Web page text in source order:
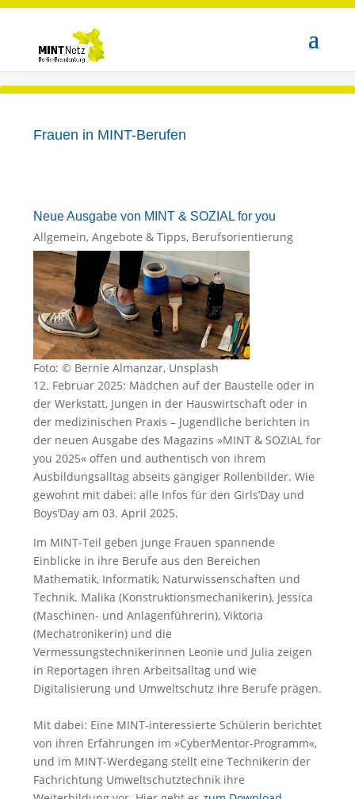
Frauen in MINT-Berufen
Neue Ausgabe von MINT & SOZIAL for you
Allgemein, Angebote & Tipps, Berufsorientierung
Foto: © Bernie Almanzar, Unsplash
12. Februar 2025: Mädchen auf der Baustelle oder in
der Werkstatt, Jungen in der Hauswirtschaft oder in
der medizinischen Praxis – Jugendliche berichten in
der neuen Ausgabe des Magazins »MINT & SOZIAL for
you 2025« offen und authentisch von ihrem
Ausbildungsalltag abseits gängiger Rollenbilder. Wie
gewohnt mit dabei: alle Infos für den Girls’Day und
Boys’Day am 03. April 2025.
Im MINT-Teil geben junge Frauen spannende
Einblicke in ihre Berufe aus den Bereichen
Mathematik, Informatik, Naturwissenschaften und
Technik. Malika (Konstruktionsmechanikerin), Jessica
(Maschinen- und Anlagenführerin), Viktoria
(Mechatronikerin) und die
Vermessungstechnikerinnen Leonie und Julia zeigen
in Reportagen ihren Arbeitsalltag und wie
Digitalisierung und Umweltschutz ihre Berufe prägen.
Mit dabei: Eine MINT-interessierte Schülerin berichtet
von ihren Erfahrungen im »CyberMentor-Programm«,
und im MINT-Werdegang stellt eine Technikerin der
Fachrichtung Umweltschutztechnik ihre